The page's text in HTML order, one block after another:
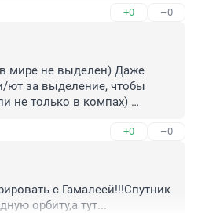
включить вентилятор.
пока не додолбились на
этого включили
Вы о чём? Главное
+0 –0
мире не выделен) Даже
ют за выделение, чтобы
не только в компах)
+0 –0
с Гамалеей!!!Спутник
орбиту,а тут...